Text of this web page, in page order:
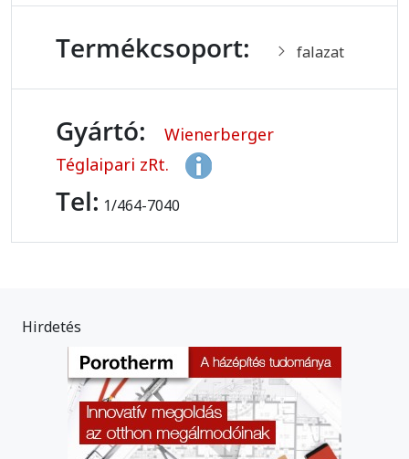
Termékcsoport: falazat
Gyártó:
Wienerberger
Téglaipari zRt.
Tel: 1/464-7040
Hirdetés